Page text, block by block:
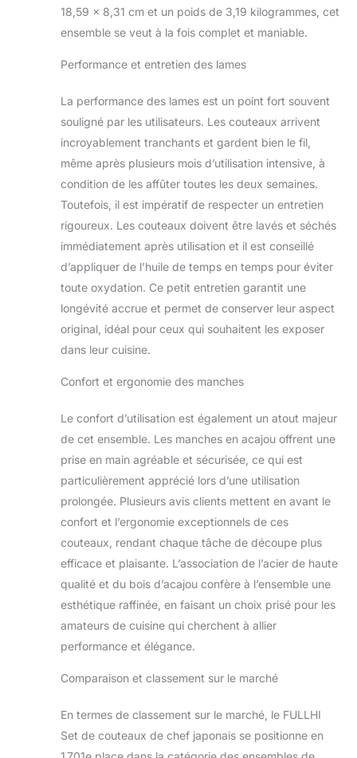
décapsuleur, 1 paire
de gants anti-
de couteaux
aiguiser, 1 étui à
couteaux, 1
thermomètre à
viande sont inclus
dans notre cadeau
promotionnel. Que
vous cuisiniez à la
maison ou en plein
chose pour vous.
Matériau : les lames
des couteaux de
cuisine sont
au carbone de
d'Allemagne, qui est
à entretenir et qui
permet de garder la
lame tranchante
longtemps. Manche
en bois : le manche
ergonomique en
bois massif
tomber
confortablement
dans la main et a un
effet antidérapant.
exprime
avec une bonne
résistance et
18,59 x 8,31 cm et un poids de 3,19 kilogrammes, cet
ensemble se veut à la fois complet et maniable.
Performance et entretien des lames
La performance des lames est un point fort souvent
souligné par les utilisateurs. Les couteaux arrivent
incroyablement tranchants et gardent bien le fil,
même après plusieurs mois d’utilisation intensive, à
condition de les affûter toutes les deux semaines.
Toutefois, il est impératif de respecter un entretien
rigoureux. Les couteaux doivent être lavés et séchés
immédiatement après utilisation et il est conseillé
d’appliquer de l’huile de temps en temps pour éviter
toute oxydation. Ce petit entretien garantit une
longévité accrue et permet de conserver leur aspect
original, idéal pour ceux qui souhaitent les exposer
dans leur cuisine.
Confort et ergonomie des manches
Le confort d’utilisation est également un atout majeur
de cet ensemble. Les manches en acajou offrent une
prise en main agréable et sécurisée, ce qui est
particulièrement apprécié lors d’une utilisation
prolongée. Plusieurs avis clients mettent en avant le
confort et l’ergonomie exceptionnels de ces
couteaux, rendant chaque tâche de découpe plus
efficace et plaisante. L’association de l’acier de haute
qualité et du bois d’acajou confère à l’ensemble une
esthétique raffinée, en faisant un choix prisé pour les
amateurs de cuisine qui cherchent à allier
performance et élégance.
Comparaison et classement sur le marché
En termes de classement sur le marché, le FULLHI
Set de couteaux de chef japonais se positionne en